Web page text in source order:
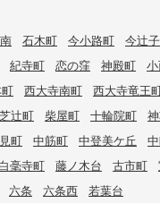
石木町 今小路町 今辻
紀寺町 恋の窪 神殿町
西大寺南町 西大寺竜王
芝辻町 柴屋町 十輪院町
町 中筋町 中登美ケ丘
白毫寺町 藤ノ木台 古市町
六条 六条西 若葉台